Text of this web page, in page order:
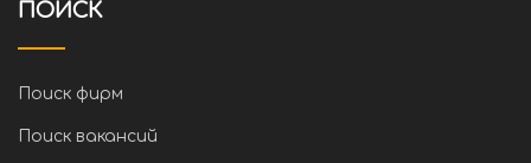
ПОИСК
Поиск фирм
Поиск вакансий